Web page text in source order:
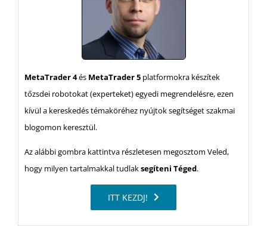
MetaTrader 4és MetaTrader 5 platformokra készítek
tőzsdei robotokat (experteket) egyedi megrendelésre, ezen
kívül a kereskedés témaköréhez nyújtok segítséget szakmai
blogomon keresztül.
Az alábbi gombra kattintva részletesen megosztom Veled,
hogy milyen tartalmakkal tudlaksegíteni Téged.
ITT KEZDJ!